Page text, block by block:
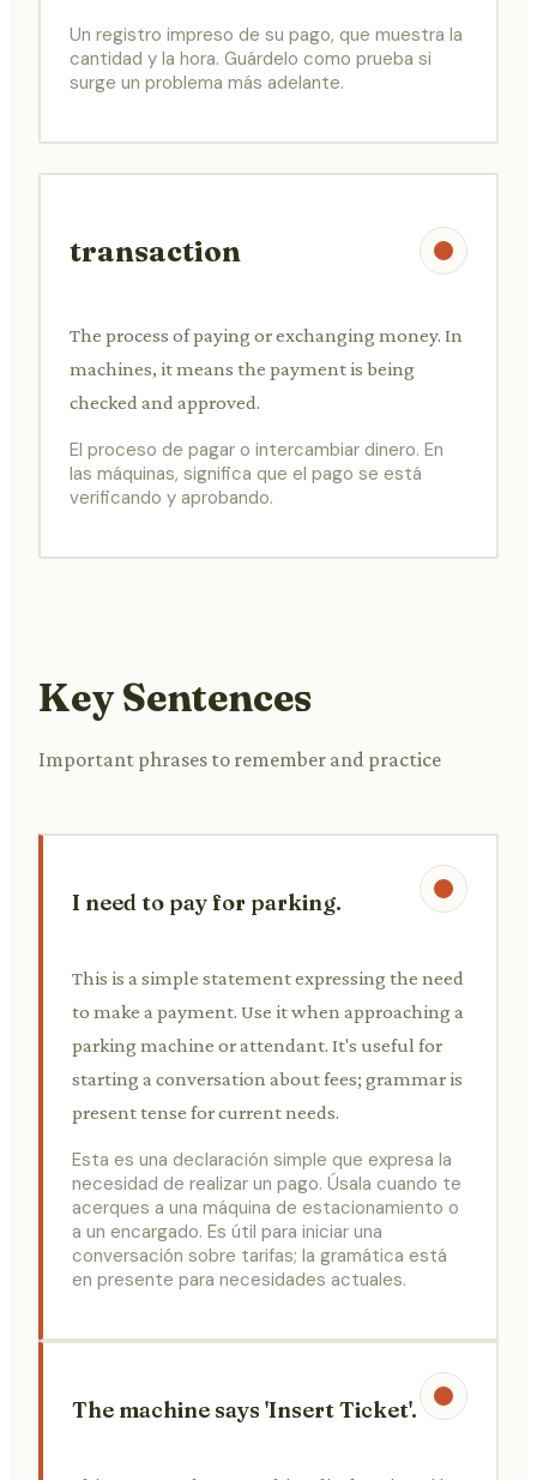
Un registro impreso de su pago, que muestra la
cantidad y la hora. Guárdelo como prueba si
surge un problema más adelante.
transaction
The process of paying or exchanging money. In
machines, it means the payment is being
checked and approved.
El proceso de pagar o intercambiar dinero. En
las máquinas, significa que el pago se está
verificando y aprobando.
Key Sentences
Important phrases to remember and practice
I need to pay for parking.
This is a simple statement expressing the need
to make a payment. Use it when approaching a
parking machine or attendant. It's useful for
starting a conversation about fees; grammar is
present tense for current needs.
Esta es una declaración simple que expresa la
necesidad de realizar un pago. Úsala cuando te
acerques a una máquina de estacionamiento o
a un encargado. Es útil para iniciar una
conversación sobre tarifas; la gramática está
en presente para necesidades actuales.
The machine says 'Insert Ticket'.